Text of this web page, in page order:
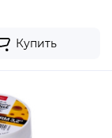
Купить